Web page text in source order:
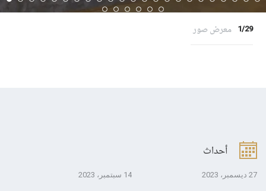
1/29 معرض صور
أحداث
27 ديسمبر، 2023 14 سبتمبر، 2023